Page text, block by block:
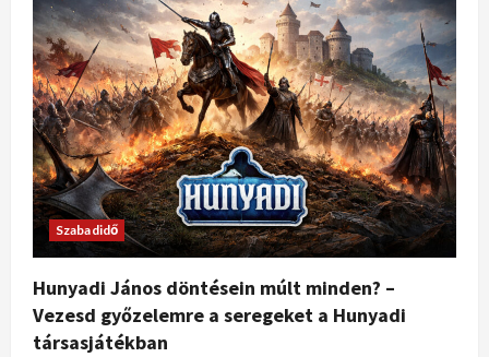
Szabadidő
Hunyadi János döntésein múlt minden? –
Vezesd győzelemre a seregeket a Hunyadi
társasjátékban